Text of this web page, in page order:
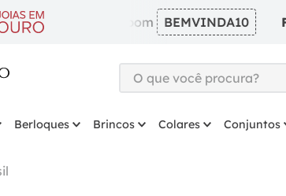
com cupom BEMVINDA10 Frete
O que você procura?
Berloques Brincos Colares Conjuntos